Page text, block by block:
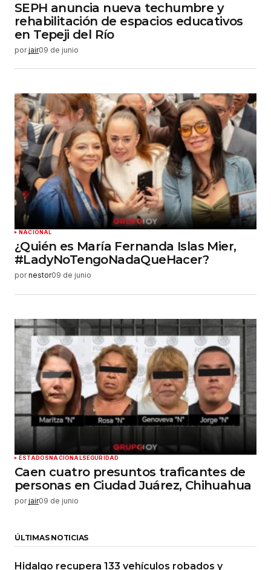
SEPH anuncia nueva techumbre y
rehabilitación de espacios educativos
en Tepeji del Río
por jair09 de junio
NACIONAL
¿Quién es María Fernanda Islas Mier,
#LadyNoTengoNadaQueHacer?
por nestor09 de junio
ESTADOSNACIONALSEGURIDAD
Caen cuatro presuntos traficantes de
personas en Ciudad Juárez, Chihuahua
por jair09 de junio
ÚLTIMAS NOTICIAS
Hidalgo recupera 133 vehículos robados y